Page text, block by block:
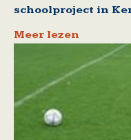
schoolproject in
Meer lezen